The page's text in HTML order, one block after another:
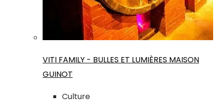
VITI FAMILY - BULLES ET LUMIÈRES MAISON
GUINOT
Culture